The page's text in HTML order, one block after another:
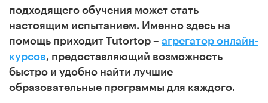
подходящего обучения может стать
настоящим испытанием. Именно здесь на
помощь приходит Tutortop – агрегатор онлайн-
курсов, предоставляющий возможность
быстро и удобно найти лучшие
образовательные программы для каждого.